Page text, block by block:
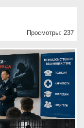
Просмотры: 237